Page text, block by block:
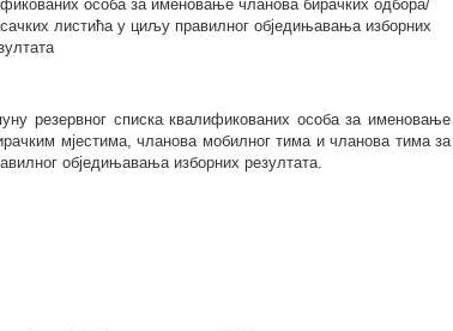
особа за именовање чланова бирачких одбора/
листића у циљу правилног обједињавања изборних
резервног списка квалификованих особа за именовање
мјестима, чланова мобилног тима и чланова тима за
обједињавања изборних резултата.